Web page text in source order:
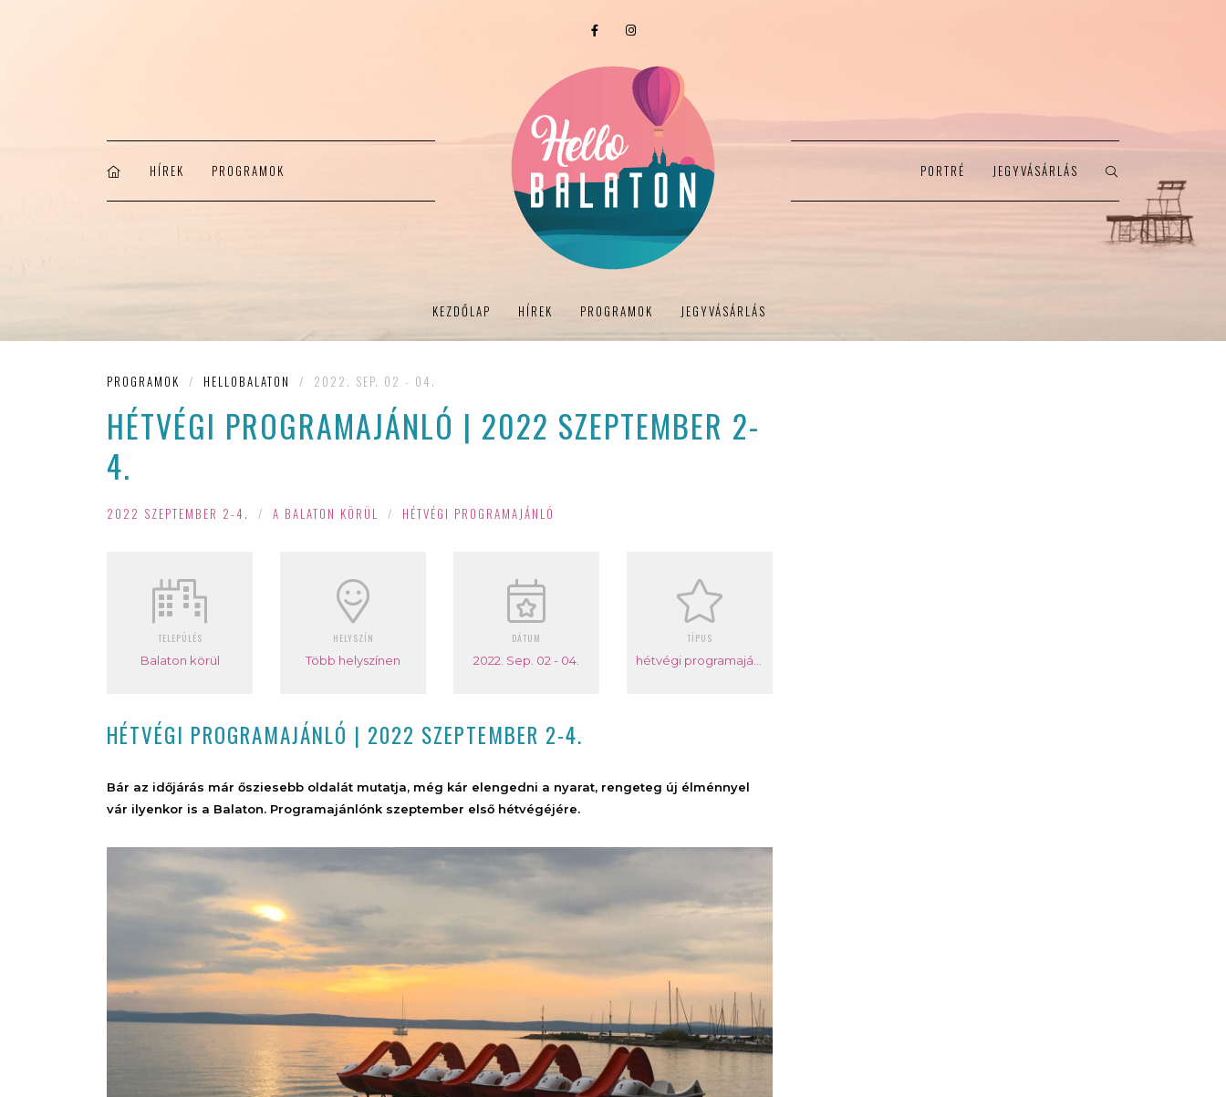
HÍREK PROGRAMOK PORTRÉ JEGYVÁSÁRLÁS
KEZDŐLAP HÍREK PROGRAMOK JEGYVÁSÁRLÁS
PROGRAMOK / HELLOBALATON / 2022. SEP. 02 - 04.
HÉTVÉGI PROGRAMAJÁNLÓ | 2022 SZEPTEMBER 2-
4.
2022 SZEPTEMBER 2-4. / A BALATON KÖRÜL / HÉTVÉGI PROGRAMAJÁNLÓ
TELEPÜLÉS
Balaton körül
HELYSZÍN
Több helyszínen
DÁTUM
2022. Sep. 02 - 04.
TÍPUS
HÉTVÉGI PROGRAMAJÁNLÓ | 2022 SZEPTEMBER 2-4.
Bár az időjárás már ősziesebb oldalát mutatja, még kár elengedni a nyarat, rengeteg új élménnyel
vár ilyenkor is a Balaton. Programajánlónk szeptember első hétvégéjére.